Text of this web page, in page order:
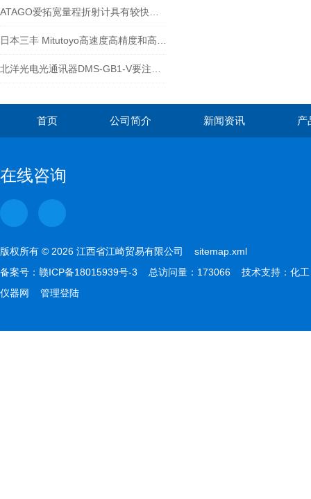
首页 公司简介 新闻资讯 产
在线咨询
版权所有 © 2026 江西省江崎贸易有限公司 sitemap.xml
备案号： 赣ICP备18015939号-3 总访问量：173066 技术支持： 化工
仪器网
管理登陆